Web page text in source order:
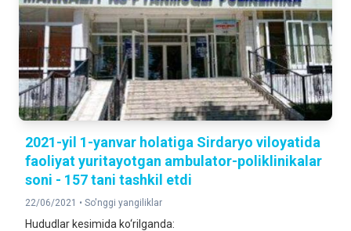
2021-yil 1-yanvar holatiga Sirdaryo viloyatida
faoliyat yuritayotgan ambulator-poliklinikalar
soni - 157 tani tashkil etdi
22/06/2021 • So'nggi yangiliklar
Hududlar kesimida ko‘rilganda: